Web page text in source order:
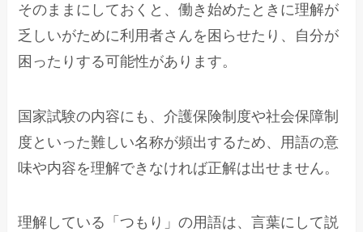
そのままにしておくと、働き始めたときに理解が
乏しいがために利用者さんを困らせたり、自分が
困ったりする可能性があります。
国家試験の内容にも、介護保険制度や社会保障制
度といった難しい名称が頻出するため、用語の意
味や内容を理解できなければ正解は出せません。
理解している「つもり」の用語は、言葉にして説